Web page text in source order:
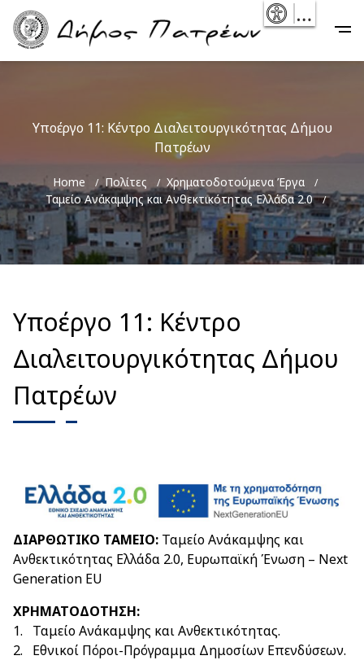
Skip
main
Main
navigation
Υποέργο 11: Κέντρο Διαλειτουργικότητας Δήμου
Πατρέων
Breadcrumb
Home Πολίτες
Χρηματοδοτούμενα Έργα
Ταμείο Ανάκαμψης και Ανθεκτικότητας Ελλάδα 2.0
Υποέργο 11: Κέντρο
Διαλειτουργικότητας Δήμου
Πατρέων
ΔΙΑΡΘΩΤΙΚΟ ΤΑΜΕΙΟ: Ταμείο Ανάκαμψης και
Ανθεκτικότητας Ελλάδα 2.0, Ευρωπαϊκή Ένωση – Next
Generation EU
ΧΡΗΜΑΤΟΔΟΤΗΣΗ:
1. Ταμείο Ανάκαμψης και Ανθεκτικότητας.
2. Εθνικοί Πόροι-Πρόγραμμα Δημοσίων Επενδύσεων.